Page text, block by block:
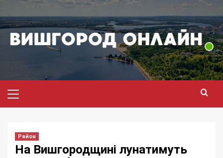
до
вмісту
меню
Район
На Вишгородщині лунатимуть